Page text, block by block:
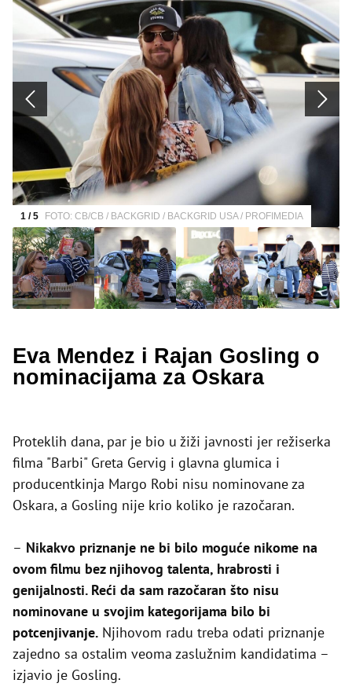
1 / 5 FOTO: CB/CB / BACKGRID / BACKGRID USA / PROFIMEDIA
Eva Mendez i Rajan Gosling o
nominacijama za Oskara
Proteklih dana, par je bio u žiži javnosti jer režiserka
filma "Barbi" Greta Gervig i glavna glumica i
producentkinja Margo Robi nisu nominovane za
Oskara, a Gosling nije krio koliko je razočaran.
– Nikakvo priznanje ne bi bilo moguće nikome na
ovom filmu bez njihovog talenta, hrabrosti i
genijalnosti. Reći da sam razočaran što nisu
nominovane u svojim kategorijama bilo bi
potcenjivanje. Njihovom radu treba odati priznanje
zajedno sa ostalim veoma zaslužnim kandidatima –
izjavio je Gosling.